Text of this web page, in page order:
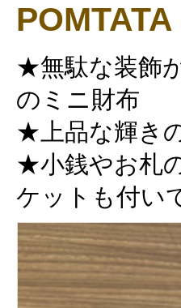
★無駄な装飾
のミニ財布
★上品な輝き
★小銭やお札
ケットも付い